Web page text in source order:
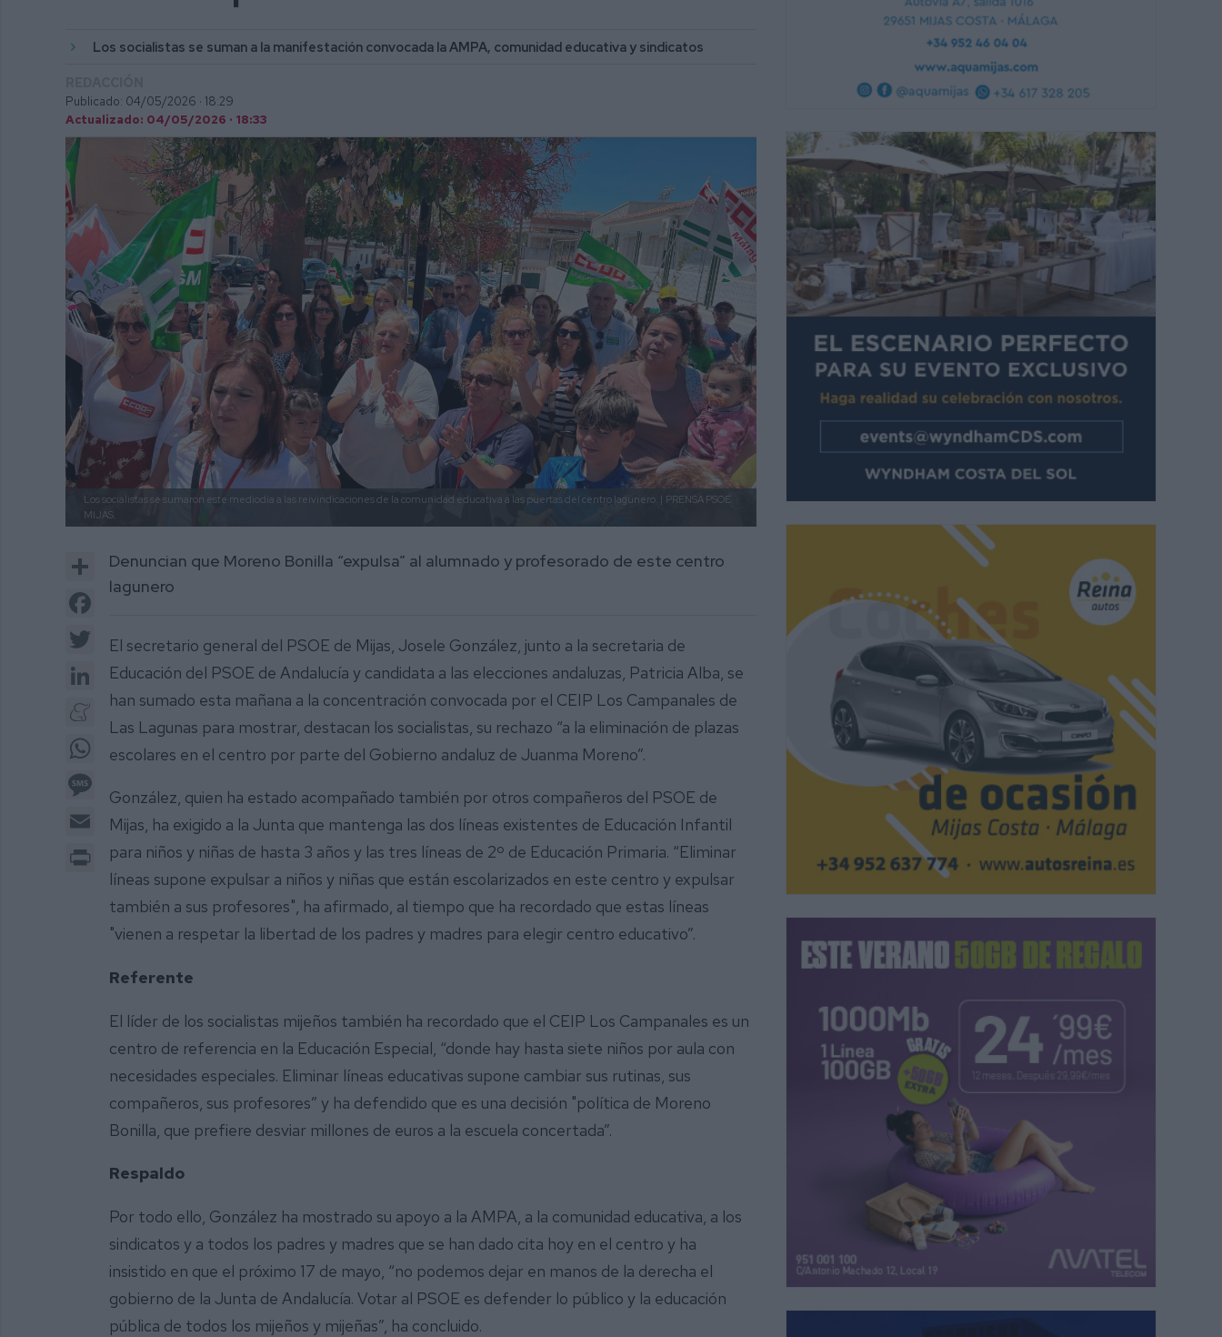
Los socialistas se suman a la manifestación convocada la AMPA, comunidad educativa y sindicatos
Publicado: 04/05/2026 · 18:29
Actualizado: 04/05/2026 · 18:33
Los socialistas se sumaron este mediodía a las reivindicaciones de la comunidad educativa a las puertas del centro lagunero. | PRENSA PSOE
MIJAS.
Share
Facebook
LinkedIn
Meneame
WhatsApp
Print
Denuncian que Moreno Bonilla “expulsa” al alumnado y profesorado de este centro
lagunero
El secretario general del PSOE de Mijas, Josele González, junto a la secretaria de
Educación del PSOE de Andalucía y candidata a las elecciones andaluzas, Patricia Alba, se
han sumado esta mañana a la concentración convocada por el CEIP Los Campanales de
Las Lagunas para mostrar, destacan los socialistas, su rechazo “a la eliminación de plazas
escolares en el centro por parte del Gobierno andaluz de Juanma Moreno”.
González, quien ha estado acompañado también por otros compañeros del PSOE de
Mijas, ha exigido a la Junta que mantenga las dos líneas existentes de Educación Infantil
para niños y niñas de hasta 3 años y las tres líneas de 2º de Educación Primaria. “Eliminar
líneas supone expulsar a niños y niñas que están escolarizados en este centro y expulsar
también a sus profesores", ha afirmado, al tiempo que ha recordado que estas líneas
"vienen a respetar la libertad de los padres y madres para elegir centro educativo”.
Referente
El líder de los socialistas mijeños también ha recordado que el CEIP Los Campanales es un
centro de referencia en la Educación Especial, “donde hay hasta siete niños por aula con
necesidades especiales. Eliminar líneas educativas supone cambiar sus rutinas, sus
compañeros, sus profesores” y ha defendido que es una decisión "política de Moreno
Bonilla, que prefiere desviar millones de euros a la escuela concertada”.
Respaldo
Por todo ello, González ha mostrado su apoyo a la AMPA, a la comunidad educativa, a los
sindicatos y a todos los padres y madres que se han dado cita hoy en el centro y ha
insistido en que el próximo 17 de mayo, “no podemos dejar en manos de la derecha el
gobierno de la Junta de Andalucía. Votar al PSOE es defender lo público y la educación
pública de todos los mijeños y mijeñas”, ha concluido.